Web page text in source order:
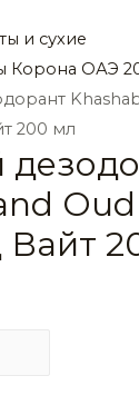
и сухие
Корона ОАЭ
200 мл